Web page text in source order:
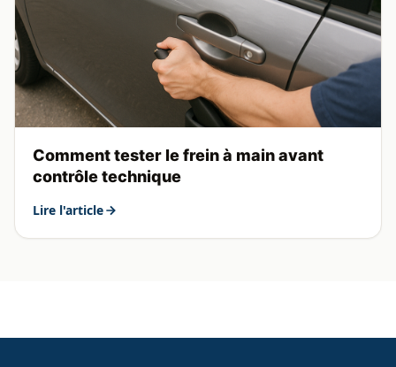
Comment tester le frein à main avant
contrôle technique
Lire l'article